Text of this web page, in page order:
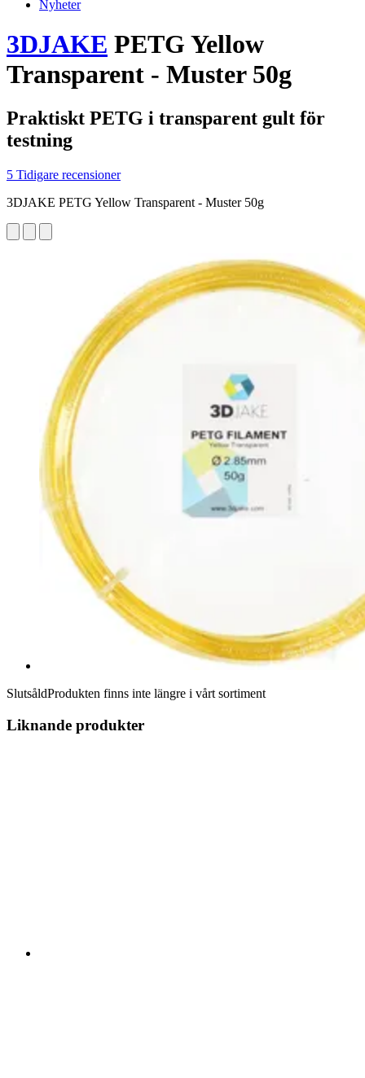
Nyheter
3DJAKE PETG Yellow
Transparent - Muster 50g
Praktiskt PETG i transparent gult för
testning
5 Tidigare recensioner
3DJAKE PETG Yellow Transparent - Muster 50g
SlutsåldProdukten finns inte längre i vårt sortiment
Liknande produkter